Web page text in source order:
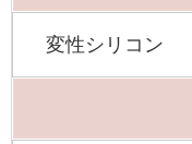
変性シリコン